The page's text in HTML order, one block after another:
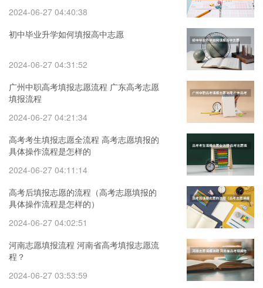
2024-06-27 04:40:38
初中毕业升学如何填报高中志愿
2024-06-27 04:31:52
广州中职高考填报志愿流程 广东高考志愿
填报流程
2024-06-27 04:21:34
高考考生填报志愿全流程 高考志愿填报的
具体操作流程是怎样的
2024-06-27 04:11:14
高考后填报志愿的流程（高考志愿填报的
具体操作流程是怎样的）
2024-06-27 04:02:51
河南志愿填报流程 河南省高考填报志愿流
程？
2024-06-27 03:53:59